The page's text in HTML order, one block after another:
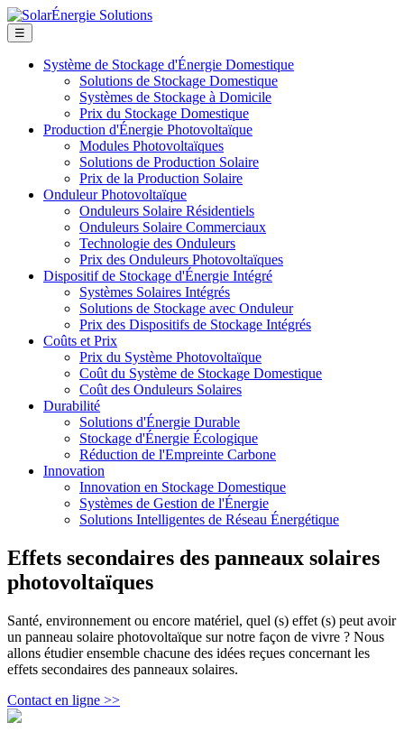
☰
Système de Stockage d'Énergie Domestique
Solutions de Stockage Domestique
Systèmes de Stockage à Domicile
Prix du Stockage Domestique
Production d'Énergie Photovoltaïque
Modules Photovoltaïques
Solutions de Production Solaire
Prix de la Production Solaire
Onduleur Photovoltaïque
Onduleurs Solaire Résidentiels
Onduleurs Solaire Commerciaux
Technologie des Onduleurs
Prix des Onduleurs Photovoltaïques
Dispositif de Stockage d'Énergie Intégré
Systèmes Solaires Intégrés
Solutions de Stockage avec Onduleur
Prix des Dispositifs de Stockage Intégrés
Coûts et Prix
Prix du Système Photovoltaïque
Coût du Système de Stockage Domestique
Coût des Onduleurs Solaires
Durabilité
Solutions d'Énergie Durable
Stockage d'Énergie Écologique
Réduction de l'Empreinte Carbone
Innovation
Innovation en Stockage Domestique
Systèmes de Gestion de l'Énergie
Solutions Intelligentes de Réseau Énergétique
Effets secondaires des panneaux solaires
photovoltaïques
Santé, environnement ou encore matériel, quel (s) effet (s) peut avoir
un panneau solaire photovoltaïque sur notre façon de vivre ? Nous
allons étudier ensemble chacune des idées reçues concernant les
effets secondaires des panneaux solaires.
Contact en ligne >>